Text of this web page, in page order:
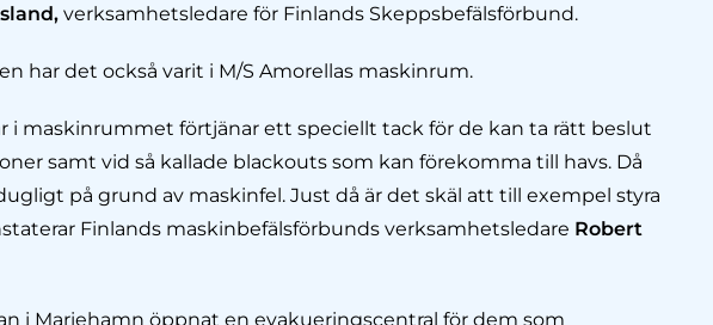
verksamhetsledare för Finlands Skeppsbefälsförbund.
har det också varit i M/S Amorellas maskinrum.
i maskinrummet förtjänar ett speciellt tack för de kan ta rätt beslut
samt vid så kallade blackouts som kan förekomma till havs. Då
på grund av maskinfel. Just då är det skäl att till exempel styra
Finlands maskinbefälsförbunds verksamhetsledare Robert
i Mariehamn öppnat en evakueringscentral för dem som